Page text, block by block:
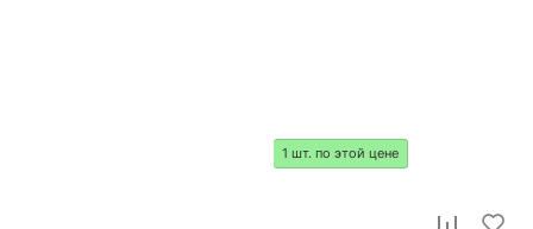
1 шт. по этой цене